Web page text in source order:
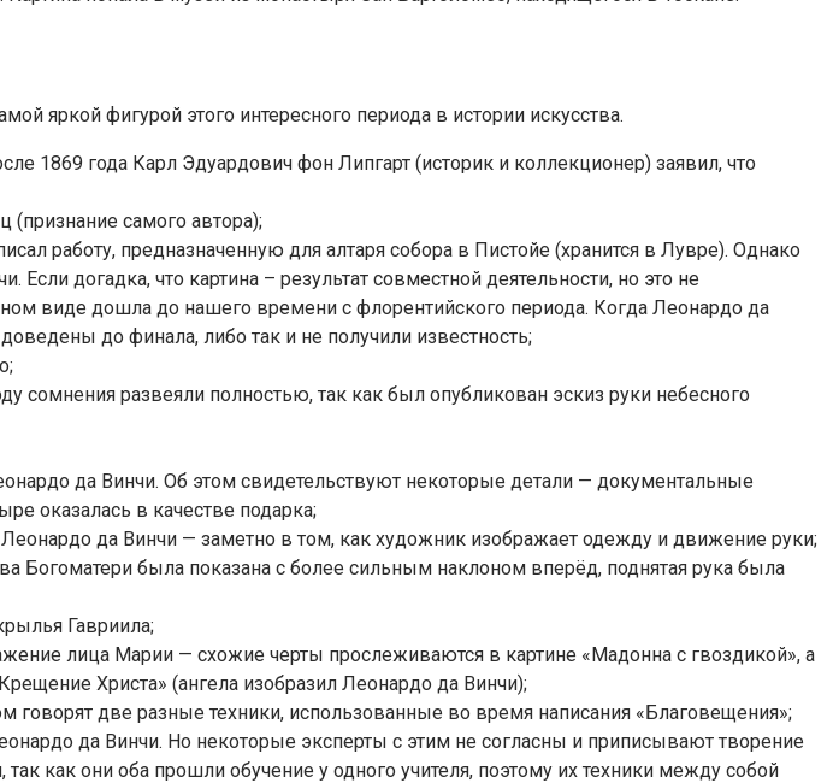
яркой фигурой этого интересного периода в истории искусства.
1869 года Карл Эдуардович фон Липгарт (историк и коллекционер) заявил, что
самого автора);
работу, предназначенную для алтаря собора в Пистойе (хранится в Лувре). Однако
догадка, что картина – результат совместной деятельности, но это не
виде дошла до нашего времени с флорентийского периода. Когда Леонардо да
до финала, либо так и не получили известность;
развеяли полностью, так как был опубликован эскиз руки небесного
да Винчи. Об этом свидетельствуют некоторые детали — документальные
оказалась в качестве подарка;
да Винчи — заметно в том, как художник изображает одежду и движение руки;
Богоматери была показана с более сильным наклоном вперёд, поднятая рука была
Гавриила;
лица Марии — схожие черты прослеживаются в картине «Мадонна с гвоздикой», а
Христа» (ангела изобразил Леонардо да Винчи);
говорят две разные техники, использованные во время написания «Благовещения»;
да Винчи. Но некоторые эксперты с этим не согласны и приписывают творение
как они оба прошли обучение у одного учителя, поэтому их техники между собой